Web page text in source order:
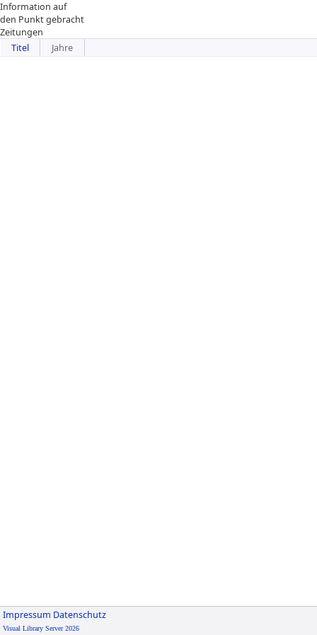
Information auf
den Punkt gebracht
Zeitungen
Titel
Jahre
Impressum Datenschutz
Visual Library Server 2026